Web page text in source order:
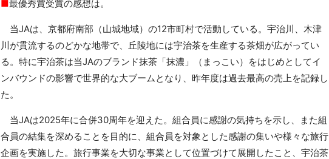
■最優秀賞受賞の感想は。
当JAは、京都府南部（山城地域）の12市町村で活動している。宇治川、木津
川が貫流するのどかな地帯で、丘陵地には宇治茶を生産する茶畑が広がってい
る。特に宇治茶は当JAのブランド抹茶「抹濃」（まっこい）をはじめとしてイ
ンバウンドの影響で世界的な大ブームとなり、昨年度は過去最高の売上を記録し
た。
当JAは2025年に合併30周年を迎えた。組合員に感謝の気持ちを示し、また組
合員の結集を深めることを目的に、組合員を対象とした感謝の集いや様々な旅行
企画を実施した。旅行事業を大切な事業として位置づけて展開したこと、宇治茶